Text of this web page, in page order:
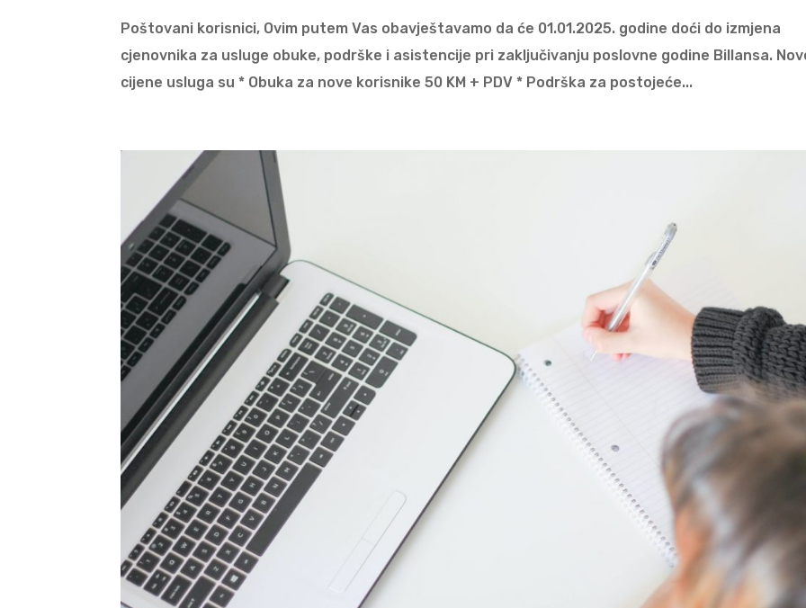
Poštovani korisnici, Ovim putem Vas obavještavamo da će 01.01.2025. godine doći do izmjena
cjenovnika za usluge obuke, podrške i asistencije pri zaključivanju poslovne godine Billansa.
cijene usluga su * Obuka za nove korisnike 50 KM + PDV * Podrška za postojeće...